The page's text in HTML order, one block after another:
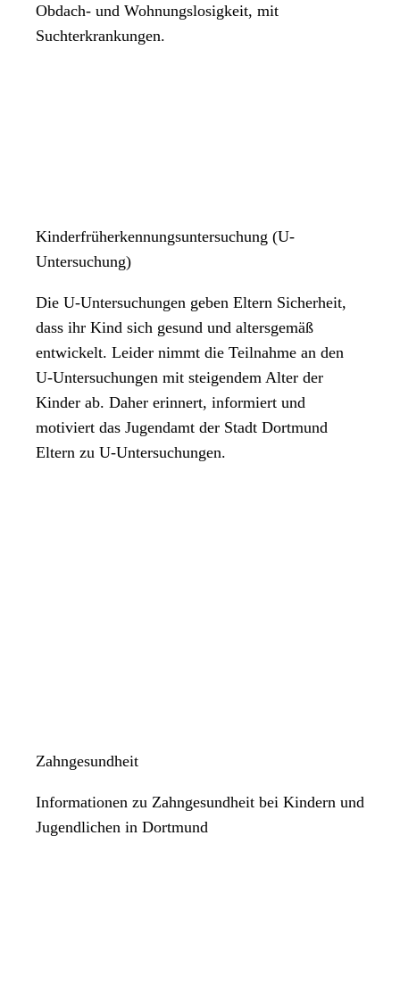
Obdach- und Wohnungslosigkeit, mit
Suchterkrankungen.
Kinderfrüherkennungsuntersuchung (U-
Untersuchung)
Die U-Untersuchungen geben Eltern Sicherheit,
dass ihr Kind sich gesund und altersgemäß
entwickelt. Leider nimmt die Teilnahme an den
U-Untersuchungen mit steigendem Alter der
Kinder ab. Daher erinnert, informiert und
motiviert das Jugendamt der Stadt Dortmund
Eltern zu U-Untersuchungen.
Zahngesundheit
Informationen zu Zahngesundheit bei Kindern und
Jugendlichen in Dortmund